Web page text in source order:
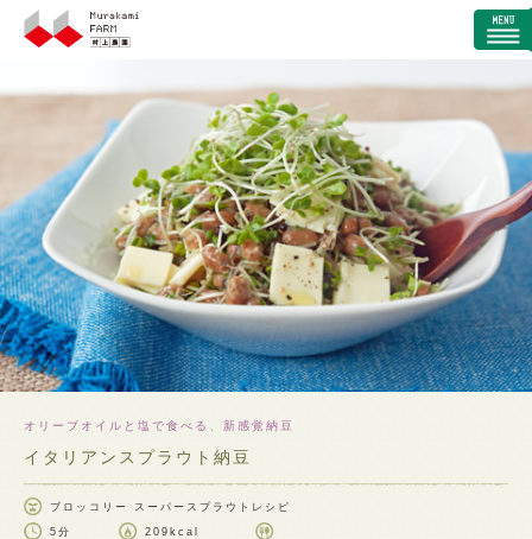
オリーブオイルと塩で食べる、新感覚納豆
イタリアンスプラウト納豆
ブロッコリー スーパースプラウトレシピ
5分 209kcal